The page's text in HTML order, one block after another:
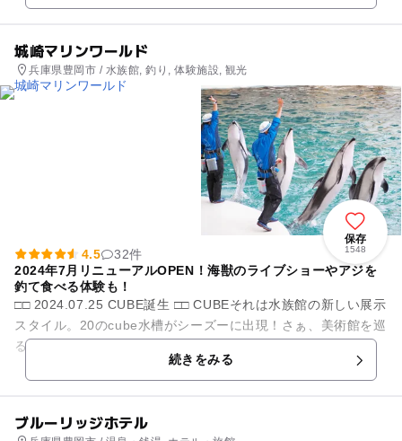
城崎マリンワールド
兵庫県豊岡市 / 水族館, 釣り, 体験施設, 観光
保存
1548
4.5
32件
2024年7月リニューアルOPEN！海獣のライブショーやアジを
釣て食べる体験も！
□□ 2024.07.25 CUBE誕生 □□ CUBEそれは水族館の新しい展示
スタイル。20のcube水槽がシーズーに出現！さぁ、美術館を巡
るように、さまざまな海の生きものたちの物語に出会い...
続きをみる
ブルーリッジホテル